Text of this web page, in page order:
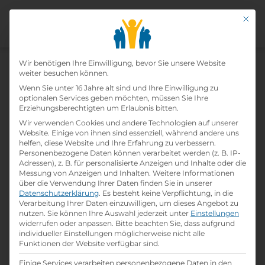
Nach der Ausbildung zum Start-
Up Unternehmer
calendar_month13. April 2018folderAllgemeinpersonLehrlingsportal.at
Mit
Datenschutz-
Wir benötigen Ihre Einwilligung, bevor Sie unsere Website
weiter besuchen können.
Wenn Sie unter 16 Jahre alt sind und Ihre Einwilligung zu
optionalen Services geben möchten, müssen Sie Ihre
Erziehungsberechtigten um Erlaubnis bitten.
Wir verwenden Cookies und andere Technologien auf unserer
Website. Einige von ihnen sind essenziell, während andere uns
helfen, diese Website und Ihre Erfahrung zu verbessern.
Personenbezogene Daten können verarbeitet werden (z. B. IP-
Adressen), z. B. für personalisierte Anzeigen und Inhalte oder die
Messung von Anzeigen und Inhalten. Weitere Informationen
über die Verwendung Ihrer Daten finden Sie in unserer
Datenschutzerklärung. Es besteht keine Verpflichtung, in die
Verarbeitung Ihrer Daten einzuwilligen, um dieses Angebot zu
nutzen. Sie können Ihre Auswahl jederzeit unter Einstellungen
widerrufen oder anpassen. Bitte beachten Sie, dass aufgrund
individueller Einstellungen möglicherweise nicht alle
Funktionen der Website verfügbar sind.
Einige Services verarbeiten personenbezogene Daten in den